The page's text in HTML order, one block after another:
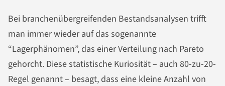
Bei branchenübergreifenden Bestandsanalysen trifft
man immer wieder auf das sogenannte
“Lagerphänomen”, das einer Verteilung nach Pareto
gehorcht. Diese statistische Kuriosität – auch 80-zu-20-
Regel genannt – besagt, dass eine kleine Anzahl von